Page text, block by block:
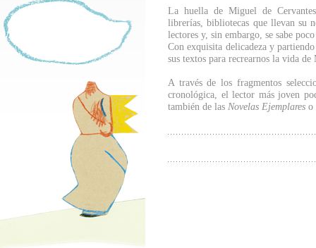
La huella de Miguel de
librerías, bibliotecas que llevan su
lectores y, sin embargo, se sabe
Con exquisita delicadeza y
sus textos para recrearnos la vida
A través de los fragmentos
cronológica, el lector más joven
también de las Novelas Ejemplares o